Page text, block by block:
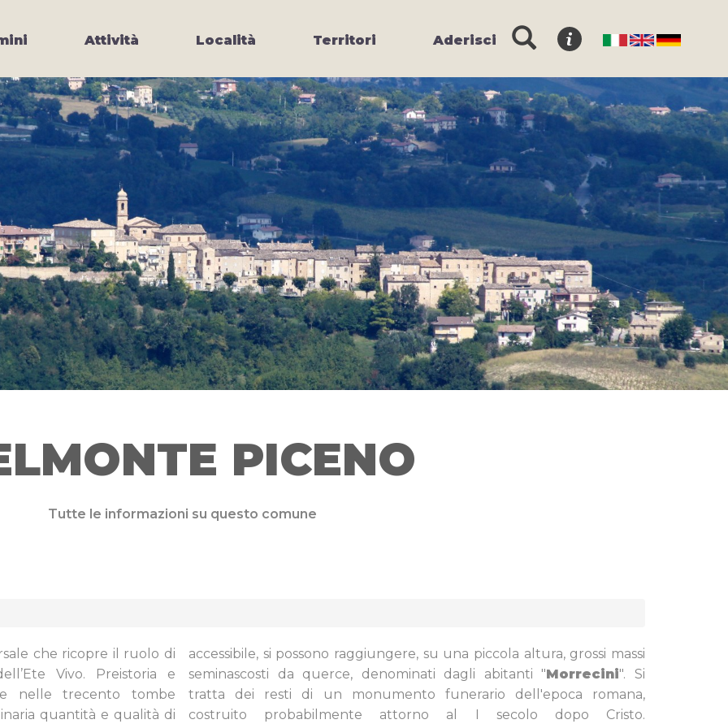
Attività Località Territori Aderisci
PICENO
Tutte le informazioni su questo comune
che ricopre il ruolo di
Vivo. Preistoria e
nelle trecento tombe
quantità e qualità di
accessibile, si possono raggiungere, su una piccola altura, grossi massi
seminascosti da querce, denominati dagli abitanti "Morrecini". Si
tratta dei resti di un monumento funerario dell'epoca romana,
costruito probabilmente attorno al I secolo dopo Cristo.